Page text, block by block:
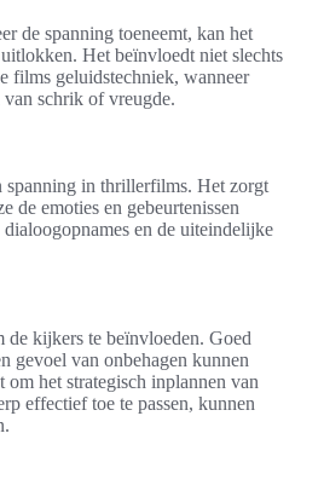
de spanning toeneemt, kan het
Het beïnvloedt niet slechts
films geluidstechniek, wanneer
schrik of vreugde.
spanning in thrillerfilms. Het zorgt
de emoties en gebeurtenissen
en de uiteindelijke
kijkers te beïnvloeden. Goed
gevoel van onbehagen kunnen
het strategisch inplannen van
effectief toe te passen, kunnen